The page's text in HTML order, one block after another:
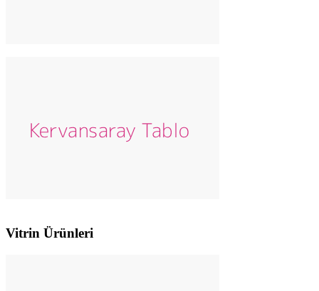
Vitrin Ürünleri